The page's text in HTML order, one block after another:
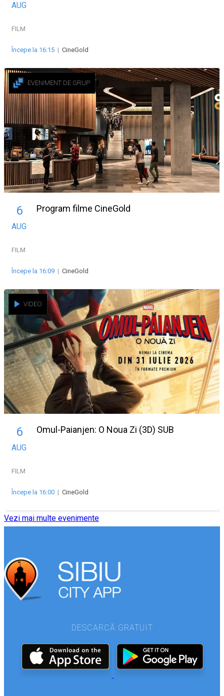
AUG
FILM
Începe la 16:15 | CineGold
EVENIMENT DE GRUP
6
AUG
Program filme CineGold
FILM
Începe la 16:09 | CineGold
VIDEO
6
AUG
Omul-Paianjen: O Noua Zi (3D) SUB
FILM
Începe la 16:00 | CineGold
Vezi mai multe evenimente
DESCARCĂ GRATUIT